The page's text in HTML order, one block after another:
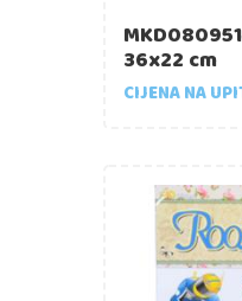
36x22 cm
CIJENA NA